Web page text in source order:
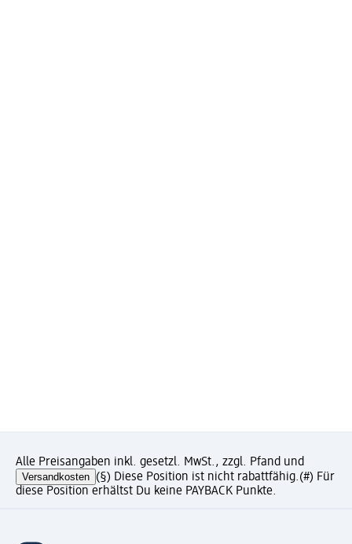
Alle Preisangaben inkl. gesetzl. MwSt., zzgl. Pfand und
Versandkosten (§) Diese Position ist nicht rabattfähig.(#) Für
diese Position erhältst Du keine PAYBACK Punkte.